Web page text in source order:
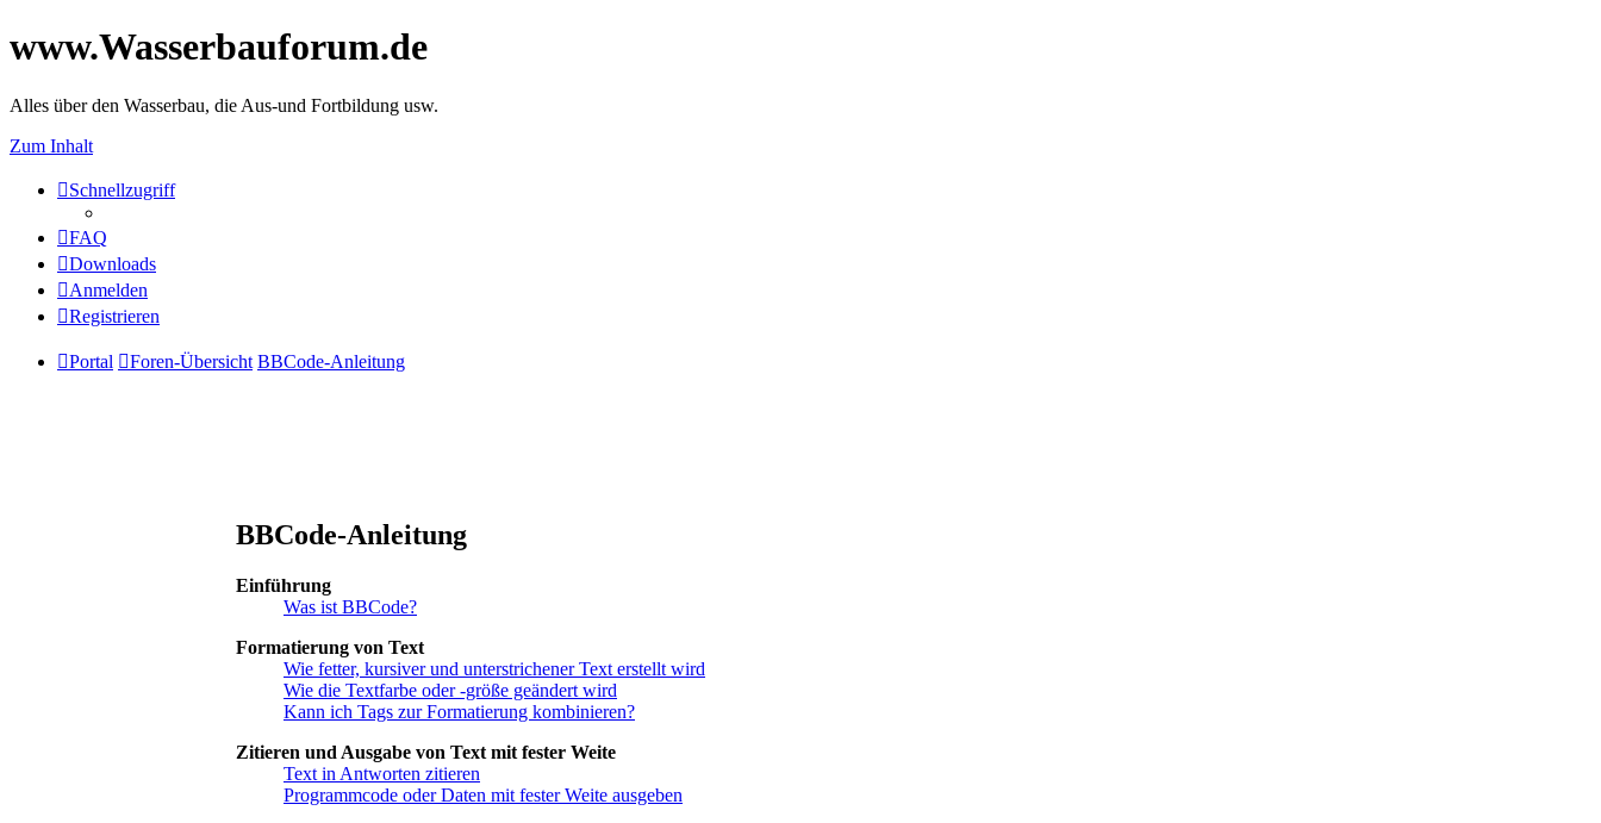
www.Wasserbauforum.de
Alles über den Wasserbau, die Aus-und Fortbildung usw.
Zum Inhalt
Schnellzugriff
FAQ
Downloads
Anmelden
Registrieren
Portal Foren-Übersicht BBCode-Anleitung
BBCode-Anleitung
Einführung
Was ist BBCode?
Formatierung von Text
Wie fetter, kursiver und unterstrichener Text erstellt wird
Wie die Textfarbe oder -größe geändert wird
Kann ich Tags zur Formatierung kombinieren?
Zitieren und Ausgabe von Text mit fester Weite
Text in Antworten zitieren
Programmcode oder Daten mit fester Weite ausgeben